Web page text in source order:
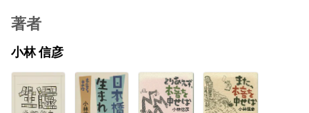
著者
小林 信彦